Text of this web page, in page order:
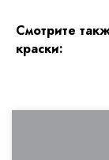
Смотрите
краски: